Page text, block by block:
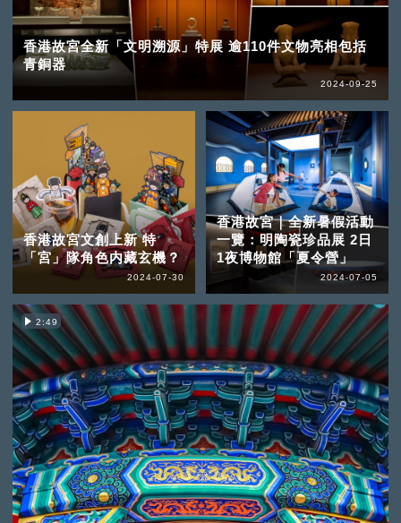
香港故宮全新「文明溯源」特展 逾110件文物亮相包括
青銅器
2024-09-25
香港故宮文創上新 特
「宮」隊角色内藏玄機？
2024-07-30
香港故宮｜全新暑假活動
一覽：明陶瓷珍品展 2日
1夜博物館「夏令營」
2024-07-05
2:49